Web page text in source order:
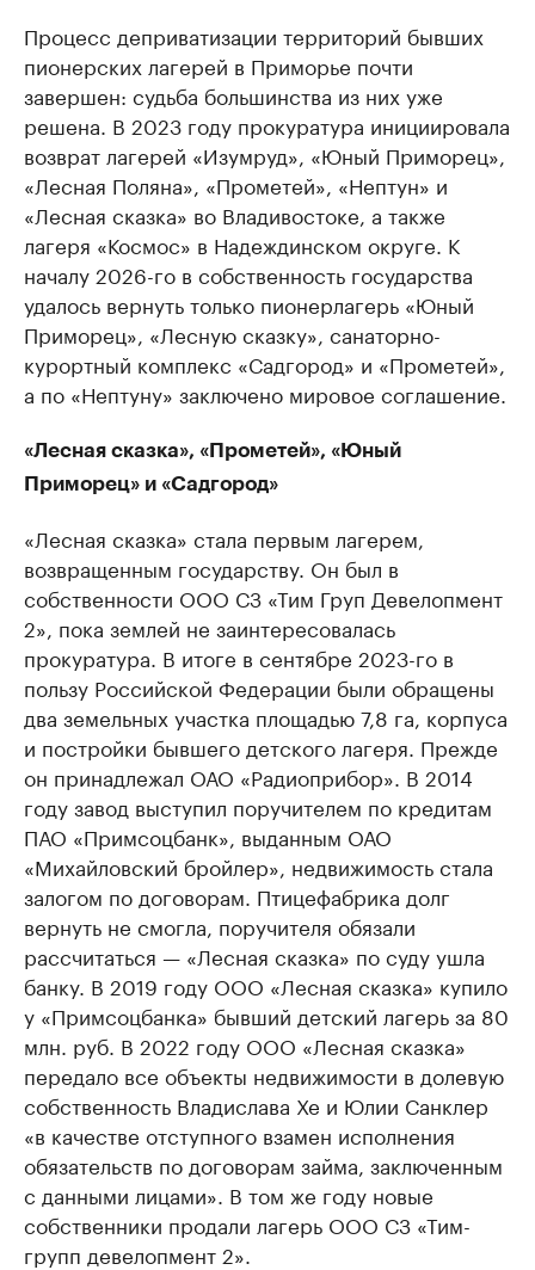
Процесс деприватизации территорий бывших
пионерских лагерей в Приморье почти
завершен: судьба большинства из них уже
решена. В 2023 году прокуратура инициировала
возврат лагерей «Изумруд», «Юный Приморец»,
«Лесная Поляна», «Прометей», «Нептун» и
«Лесная сказка» во Владивостоке, а также
лагеря «Космос» в Надеждинском округе. К
началу 2026-го в собственность государства
удалось вернуть только пионерлагерь «Юный
Приморец», «Лесную сказку», санаторно-
курортный комплекс «Садгород» и «Прометей»,
а по «Нептуну» заключено мировое соглашение.
«Лесная сказка», «Прометей», «Юный
Приморец» и «Садгород»
«Лесная сказка» стала первым лагерем,
возвращенным государству. Он был в
собственности ООО СЗ «Тим Груп Девелопмент
2», пока землей не заинтересовалась
прокуратура. В итоге в сентябре 2023-го в
пользу Российской Федерации были обращены
два земельных участка площадью 7,8 га, корпуса
и постройки бывшего детского лагеря. Прежде
он принадлежал ОАО «Радиоприбор». В 2014
году завод выступил поручителем по кредитам
ПАО «Примсоцбанк», выданным ОАО
«Михайловский бройлер», недвижимость стала
залогом по договорам. Птицефабрика долг
вернуть не смогла, поручителя обязали
рассчитаться — «Лесная сказка» по суду ушла
банку. В 2019 году ООО «Лесная сказка» купило
у «Примсоцбанка» бывший детский лагерь за 80
млн. руб. В 2022 году ООО «Лесная сказка»
передало все объекты недвижимости в долевую
собственность Владислава Хе и Юлии Санклер
«в качестве отступного взамен исполнения
обязательств по договорам займа, заключенным
с данными лицами». В том же году новые
собственники продали лагерь ООО СЗ «Тим-
групп девелопмент 2».